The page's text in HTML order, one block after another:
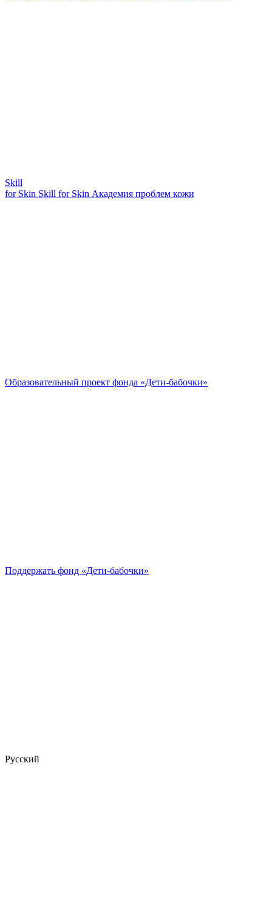
Skill
for Skin Skill for Skin Академия проблем кожи
Образовательный проект фонда «Дети-бабочки»
Поддержать фонд «Дети-бабочки»
Русский